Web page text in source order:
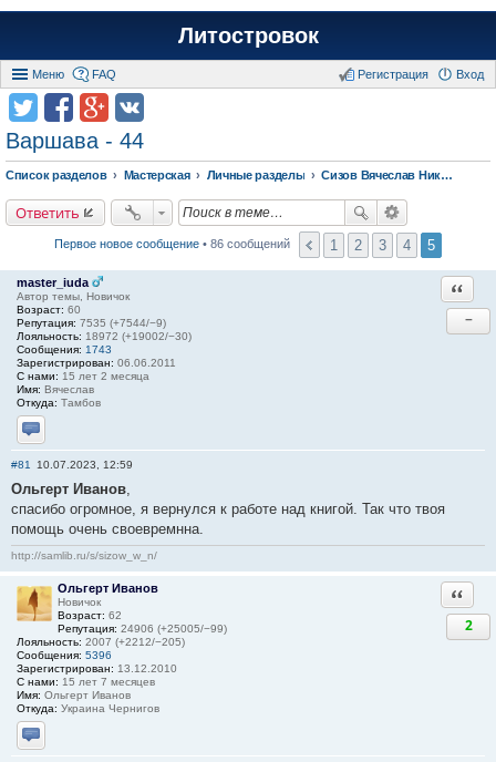
Литостровок
Меню FAQ Вход
Регистрация
Варшава - 44
Список разделов Мастерская Личные разделы Сизов Вячеслав Николаевич.
Ответить
Первое новое сообщение • 86 сообщений 1 2 3 4 5
master_iuda
Автор темы, Новичок
Возраст: 60
Репутация: 7535 (+7544/−9)
Лояльность: 18972 (+19002/−30)
Сообщения: 1743
Зарегистрирован: 06.06.2011
С нами: 15 лет 2 месяца
Имя: Вячеслав
Откуда: Тамбов
Отправить личное сообщение
−
#81 10.07.2023, 12:59
Ольгерт Иванов,
спасибо огромное, я вернулся к работе над книгой. Так что твоя
помощь очень своевремнна.
http://samlib.ru/s/sizow_w_n/
Ольгерт Иванов
Новичок
Возраст: 62
Репутация: 24906 (+25005/−99)
Лояльность: 2007 (+2212/−205)
Сообщения: 5396
Зарегистрирован: 13.12.2010
С нами: 15 лет 7 месяцев
Имя: Ольгерт Иванов
Откуда: Украина Чернигов
Отправить личное сообщение
2